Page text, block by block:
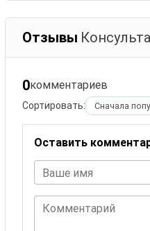
Отзывы
0комментариев
Сортировать:
Оставить
Ваше имя
Комментарий